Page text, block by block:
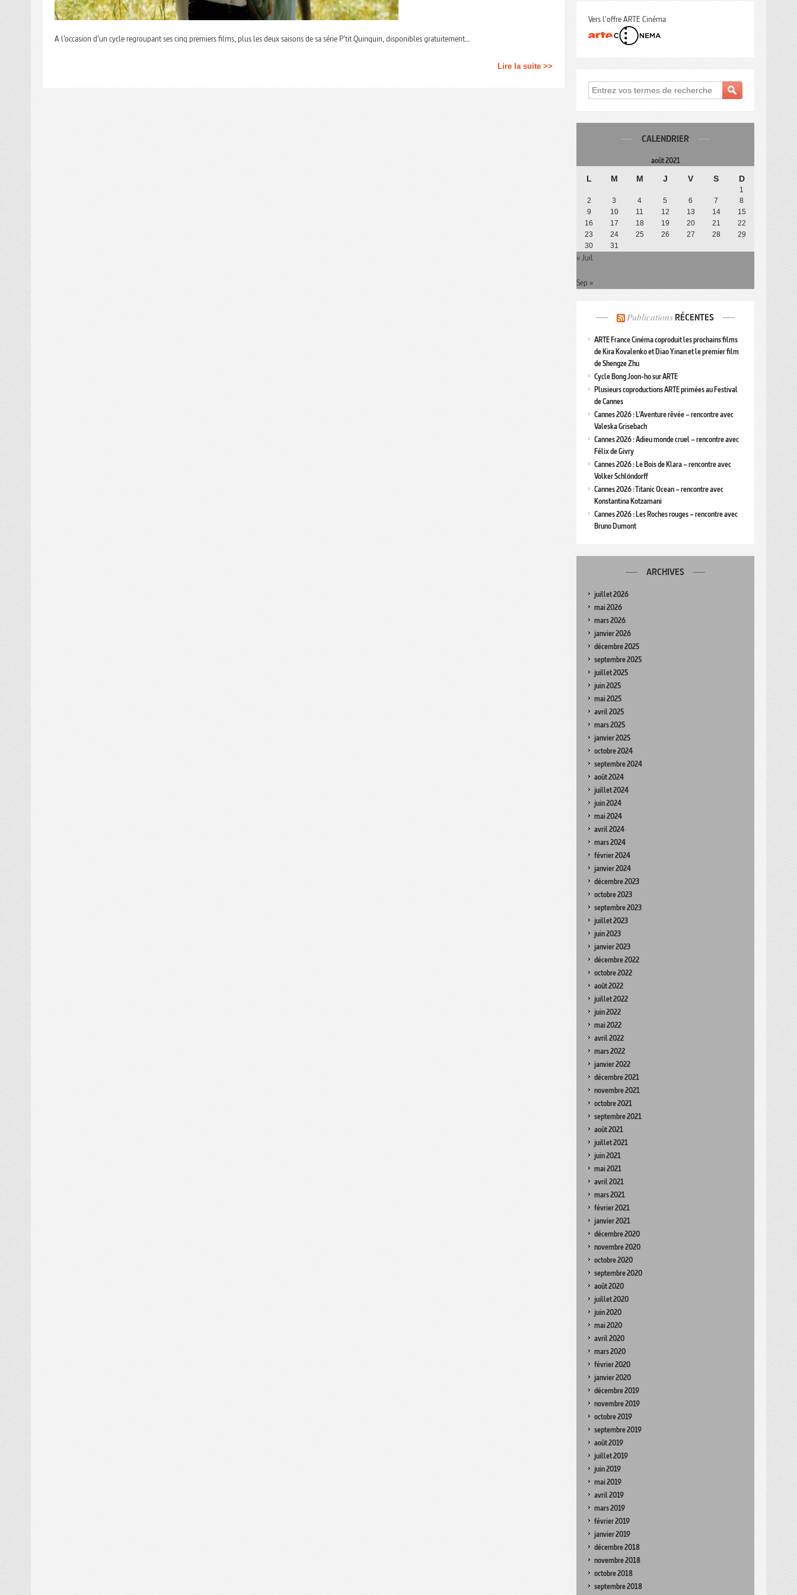
A l’occasion d’un cycle regroupant ses cinq premiers films, plus les deux saisons de sa série P’tit Quinquin, disponibles gratuitement…
Lire la suite >>
Vers l'offre ARTE Cinéma
CALENDRIER
août 2021
L M M J V S D
1
2
3 4 5 6 7
8
9
10 11 12 13 14
15
16
17 18 19 20 21
22
23
24 25 26 27 28
29
30
31
« Juil
Sep »
Publications RÉCENTES
ARTE France Cinéma coproduit les prochains films
de Kira Kovalenko et Diao Yinan et le premier film
de Shengze Zhu
Cycle Bong Joon-ho sur ARTE
Plusieurs coproductions ARTE primées au Festival
de Cannes
Cannes 2026 : L’Aventure rêvée – rencontre avec
Valeska Grisebach
Cannes 2026 : Adieu monde cruel – rencontre avec
Félix de Givry
Cannes 2026 : Le Bois de Klara – rencontre avec
Volker Schlöndorff
Cannes 2026 : Titanic Ocean – rencontre avec
Konstantina Kotzamani
Cannes 2026 : Les Roches rouges – rencontre avec
Bruno Dumont
ARCHIVES
juillet 2026
mai 2026
mars 2026
janvier 2026
décembre 2025
septembre 2025
juillet 2025
juin 2025
mai 2025
avril 2025
mars 2025
janvier 2025
octobre 2024
septembre 2024
août 2024
juillet 2024
juin 2024
mai 2024
avril 2024
mars 2024
février 2024
janvier 2024
décembre 2023
octobre 2023
septembre 2023
juillet 2023
juin 2023
janvier 2023
décembre 2022
octobre 2022
août 2022
juillet 2022
juin 2022
mai 2022
avril 2022
mars 2022
janvier 2022
décembre 2021
novembre 2021
octobre 2021
septembre 2021
août 2021
juillet 2021
juin 2021
mai 2021
avril 2021
mars 2021
février 2021
janvier 2021
décembre 2020
novembre 2020
octobre 2020
septembre 2020
août 2020
juillet 2020
juin 2020
mai 2020
avril 2020
mars 2020
février 2020
janvier 2020
décembre 2019
novembre 2019
octobre 2019
septembre 2019
août 2019
juillet 2019
juin 2019
mai 2019
avril 2019
mars 2019
février 2019
janvier 2019
décembre 2018
novembre 2018
octobre 2018
septembre 2018